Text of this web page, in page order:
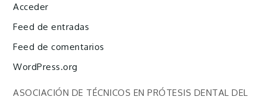
Acceder
Feed de entradas
Feed de comentarios
WordPress.org
ASOCIACIÓN DE TÉCNICOS EN PRÓTESIS DENTAL DEL